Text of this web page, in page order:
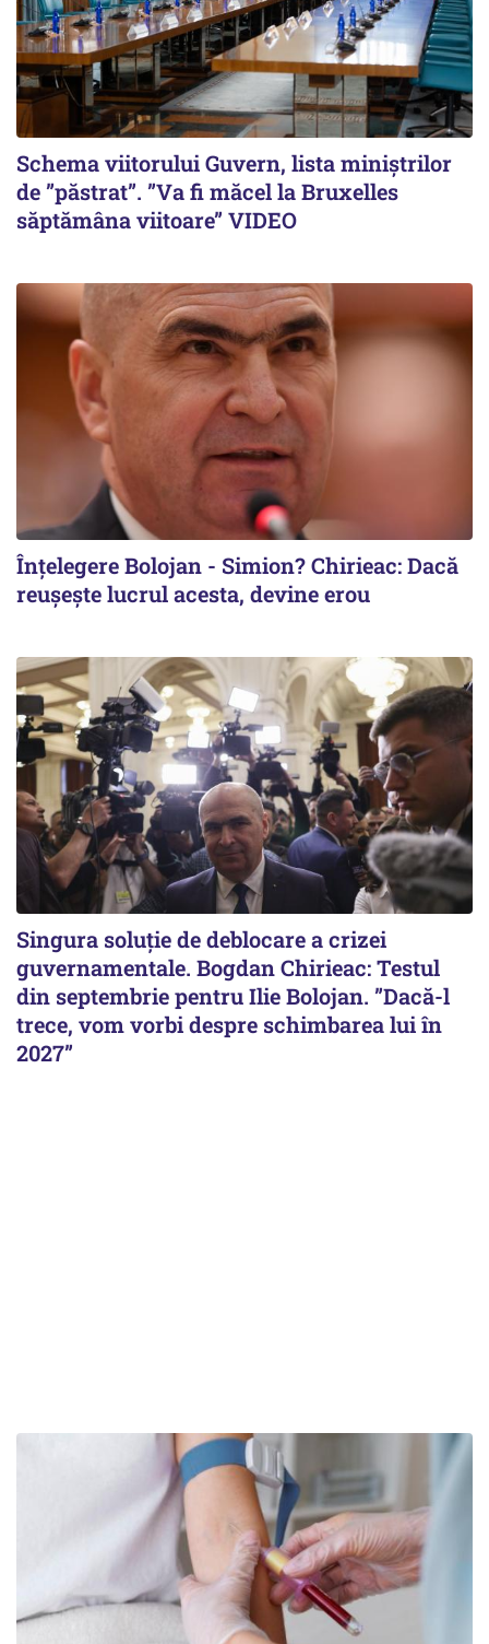
Schema viitorului Guvern, lista miniștrilor
de ”păstrat”. ”Va fi măcel la Bruxelles
săptămâna viitoare” VIDEO
Înțelegere Bolojan - Simion? Chirieac: Dacă
reușește lucrul acesta, devine erou
Singura soluție de deblocare a crizei
guvernamentale. Bogdan Chirieac: Testul
din septembrie pentru Ilie Bolojan. ”Dacă-l
trece, vom vorbi despre schimbarea lui în
2027”